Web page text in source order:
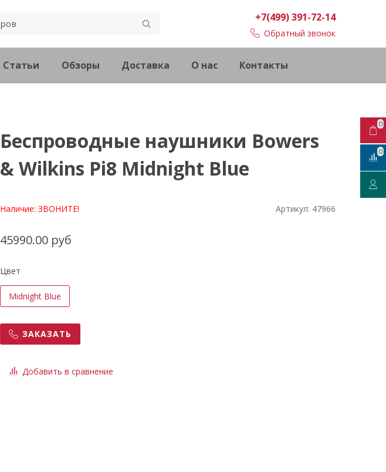
+7(499) 391-72-14
Обратный звонок
Статьи Обзоры Доставка О нас Контакты
Беспроводные наушники Bowers
& Wilkins Pi8 Midnight Blue
Наличие:ЗВОНИТЕ! Артикул: 47966
45990.00 руб
Цвет
Midnight Blue
ЗАКАЗАТЬ
Добавить в сравнение
0
0